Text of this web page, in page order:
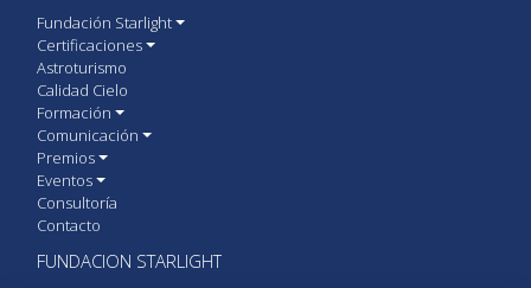
Fundación Starlight
Certificaciones
Astroturismo
Calidad Cielo
Formación
Comunicación
Premios
Eventos
Consultoría
Contacto
FUNDACION STARLIGHT